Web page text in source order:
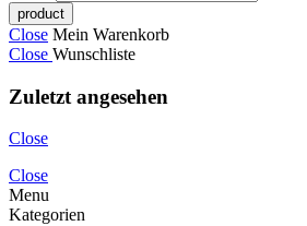
Close Mein Warenkorb
Close Wunschliste
Zuletzt angesehen
Close
Close
Menu
Kategorien